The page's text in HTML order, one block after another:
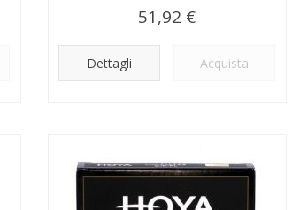
51,92 €
Dettagli Acquista